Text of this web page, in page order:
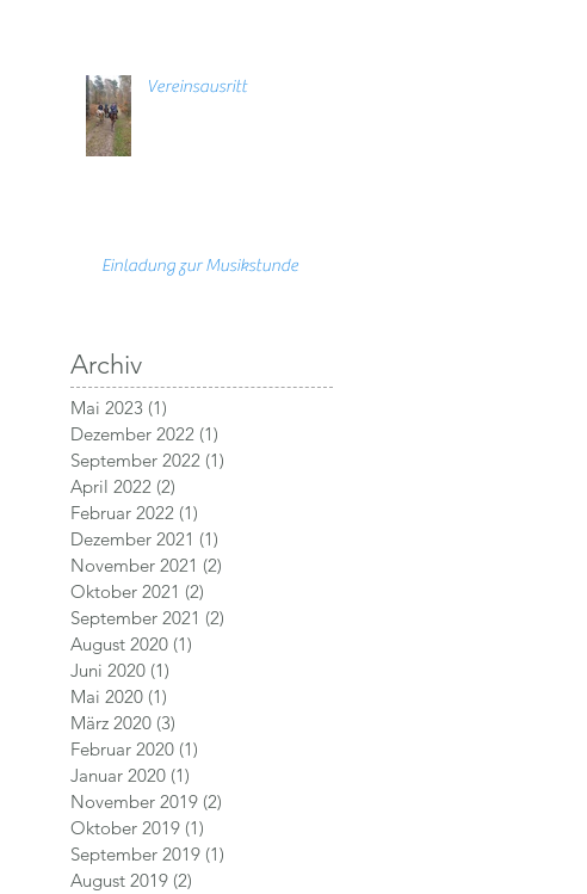
Vereinsausritt
Einladung zur Musikstunde
Archiv
Mai 2023 (1)
Dezember 2022 (1)
September 2022 (1)
April 2022 (2)
Februar 2022 (1)
Dezember 2021 (1)
November 2021 (2)
Oktober 2021 (2)
September 2021 (2)
August 2020 (1)
Juni 2020 (1)
Mai 2020 (1)
März 2020 (3)
Februar 2020 (1)
Januar 2020 (1)
November 2019 (2)
Oktober 2019 (1)
September 2019 (1)
August 2019 (2)